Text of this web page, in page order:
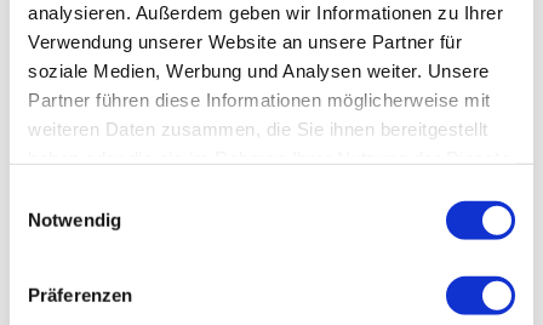
analysieren. Außerdem geben wir Informationen zu Ihrer
Verwendung unserer Website an unsere Partner für
soziale Medien, Werbung und Analysen weiter. Unsere
Partner führen diese Informationen möglicherweise mit
weiteren Daten zusammen, die Sie ihnen bereitgestellt
Notwendig
Präferenzen
Sparen Sie Zeit beim Versand Ihrer
Geschäftspost
Moderner Briefversand sollte vor allem schnell gehen. Die physische
Erstellung von Geschäftspost kostet Unternehmen viel Zeit. Durch
Kerngeschäft. Den Druck, die Kuvertierung und Frankierung Ihrer
digitalen Post übernehmen wir.